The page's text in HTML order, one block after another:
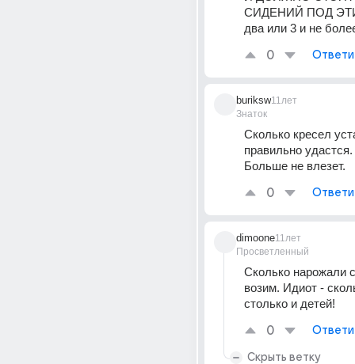
СИДЕНИЙ ПОД
два или 3 и не
0
buriksw
Знаток
11лет
Сколько кресел
правильно
Больше не влезет.
0
dimoone
Просветленный
11лет
Сколько нарожали
возим. Идиот -
столько и детей!
0
Скрыть ветку